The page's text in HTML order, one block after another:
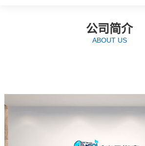
公司简介
ABOUT US